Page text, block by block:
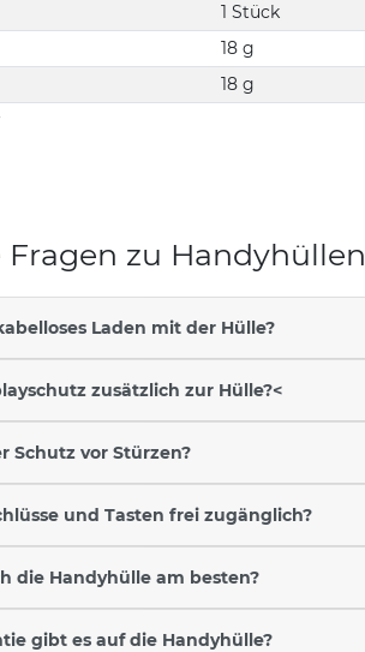
1 Stück
18 g
18 g
Fragen zu Handyhüllen
Laden mit der Hülle?
zusätzlich zur Hülle?<
Schutz vor Stürzen?
und Tasten frei zugänglich?
die Handyhülle am besten?
gibt es auf die Handyhülle?